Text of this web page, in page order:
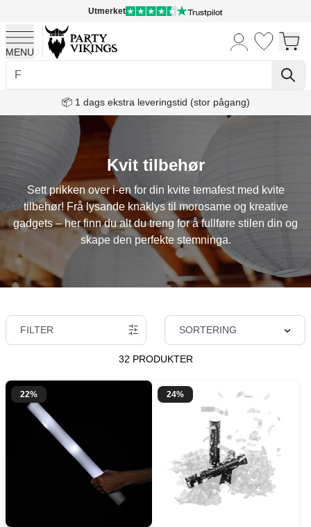
Utmerket
MENU
📦 1 dags ekstra leveringstid (stor pågang)
Skip to Content
Kvit tilbehør
Sett prikken over i-en for din kvite temafest med kvite
tilbehør! Frå lysande knaklys til morosame og kreative
gadgets – her finn du alt du treng for å fullføre stilen din og
skape den perfekte stemninga.
FILTER SORTERING
32 PRODUKTER
22% 24%